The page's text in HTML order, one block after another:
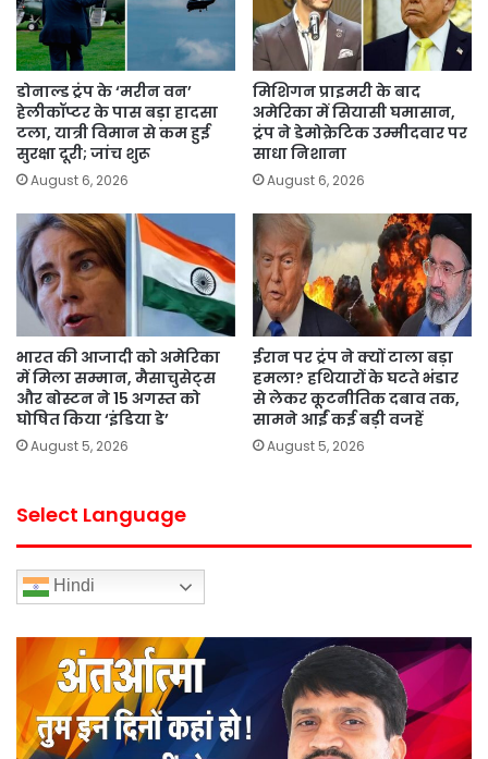
डोनाल्ड ट्रंप के ‘मरीन वन’
हेलीकॉप्टर के पास बड़ा हादसा
टला, यात्री विमान से कम हुई
सुरक्षा दूरी; जांच शुरू
August 6, 2026
मिशिगन प्राइमरी के बाद
अमेरिका में सियासी घमासान,
ट्रंप ने डेमोक्रेटिक उम्मीदवार पर
साधा निशाना
August 6, 2026
भारत की आजादी को अमेरिका
में मिला सम्मान, मैसाचुसेट्स
और बोस्टन ने 15 अगस्त को
घोषित किया ‘इंडिया डे’
August 5, 2026
ईरान पर ट्रंप ने क्यों टाला बड़ा
हमला? हथियारों के घटते भंडार
से लेकर कूटनीतिक दबाव तक,
सामने आईं कई बड़ी वजहें
August 5, 2026
Select Language
Hindi